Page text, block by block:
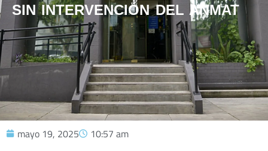
SIN INTERVENCIÓN DEL ANMAT
mayo 19, 2025 10:57 am